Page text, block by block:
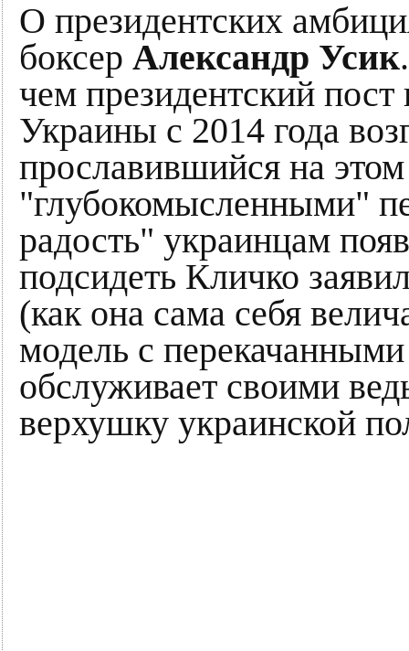
О президентских
боксер Александр Усик
чем президентский пост
Украины с 2014 года
прославившийся на
"глубокомысленными"
радость" украинцам
подсидеть Кличко
(как она сама себя
модель с
обслуживает своими
верхушку украинской